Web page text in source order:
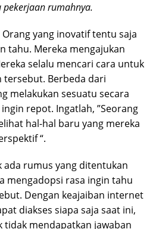
rumahnya.
Orang yang inovatif tentu saja
tahu. Mereka mengajukan
selalu mencari cara untuk
tersebut. Berbeda dari
melakukan sesuatu secara
repot. Ingatlah, ”Seorang
hal-hal baru yang mereka
“.
ada rumus yang ditentukan
mengadopsi rasa ingin tahu
Dengan keajaiban internet
diakses siapa saja saat ini,
tidak mendapatkan jawaban